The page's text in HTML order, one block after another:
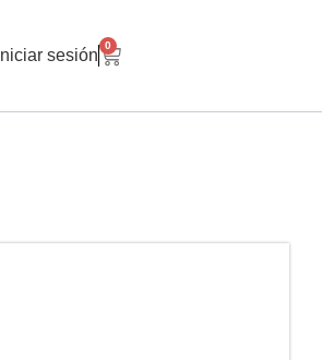
Iniciar sesión
0